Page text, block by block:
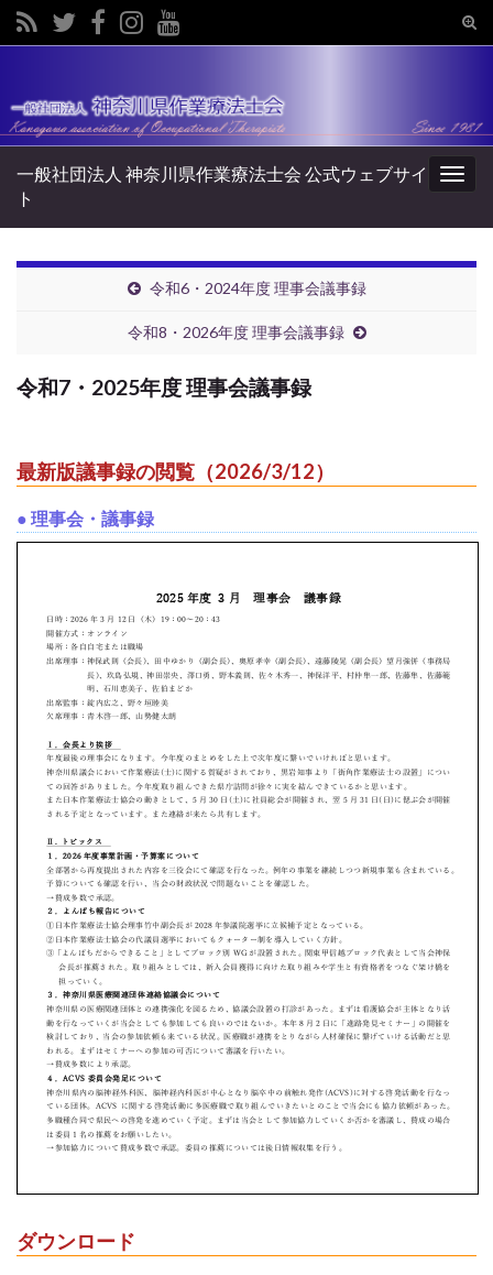
一般社団法人 神奈川県作業療法士会 公式ウェブサイ
ト
令和6・2024年度 理事会議事録
令和8・2026年度 理事会議事録
令和7・2025年度 理事会議事録
最新版議事録の閲覧（2026/3/12）
● 理事会・議事録
ダウンロード